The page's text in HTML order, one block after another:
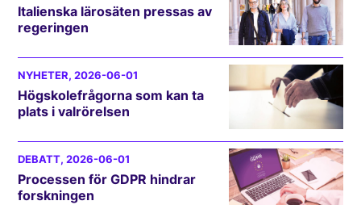
Italienska lärosäten pressas av
regeringen
NYHETER, 2026-06-01
Högskolefrågorna som kan ta
plats i valrörelsen
DEBATT, 2026-06-01
Processen för GDPR hindrar
forskningen